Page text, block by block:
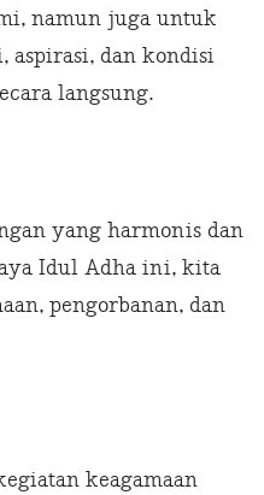
namun juga untuk
aspirasi, dan kondisi
langsung.
yang harmonis dan
Idul Adha ini, kita
pengorbanan, dan
keagamaan